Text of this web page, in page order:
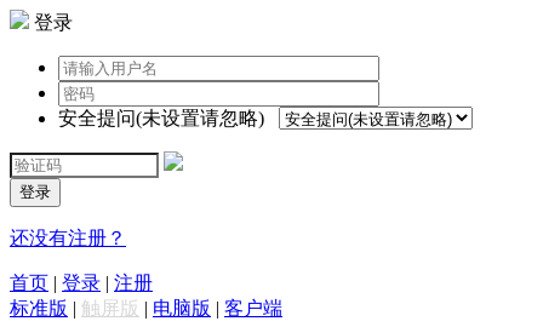
登录
安全提问(未设置请忽略)
登录
还没有注册？
首页 | 登录 | 注册
标准版 | 触屏版 | 电脑版 | 客户端